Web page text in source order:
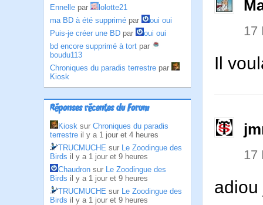
Ennelle par
lolotte21
ma BD à été supprimé par
oui oui
Puis-je créer une BD par
oui oui
bd encore supprimé à tort par
boudu113
Chroniques du paradis terrestre par
Kiosk
Réponses récentes du Forum
Kiosk sur Chroniques du paradis
terrestre il y a 1 jour et 4 heures
TRUCMUCHE sur Le Zoodingue des
Birds il y a 1 jour et 9 heures
Chaudron sur Le Zoodingue des
Birds il y a 1 jour et 9 heures
TRUCMUCHE sur Le Zoodingue des
Birds il y a 1 jour et 9 heures
17
Il
17